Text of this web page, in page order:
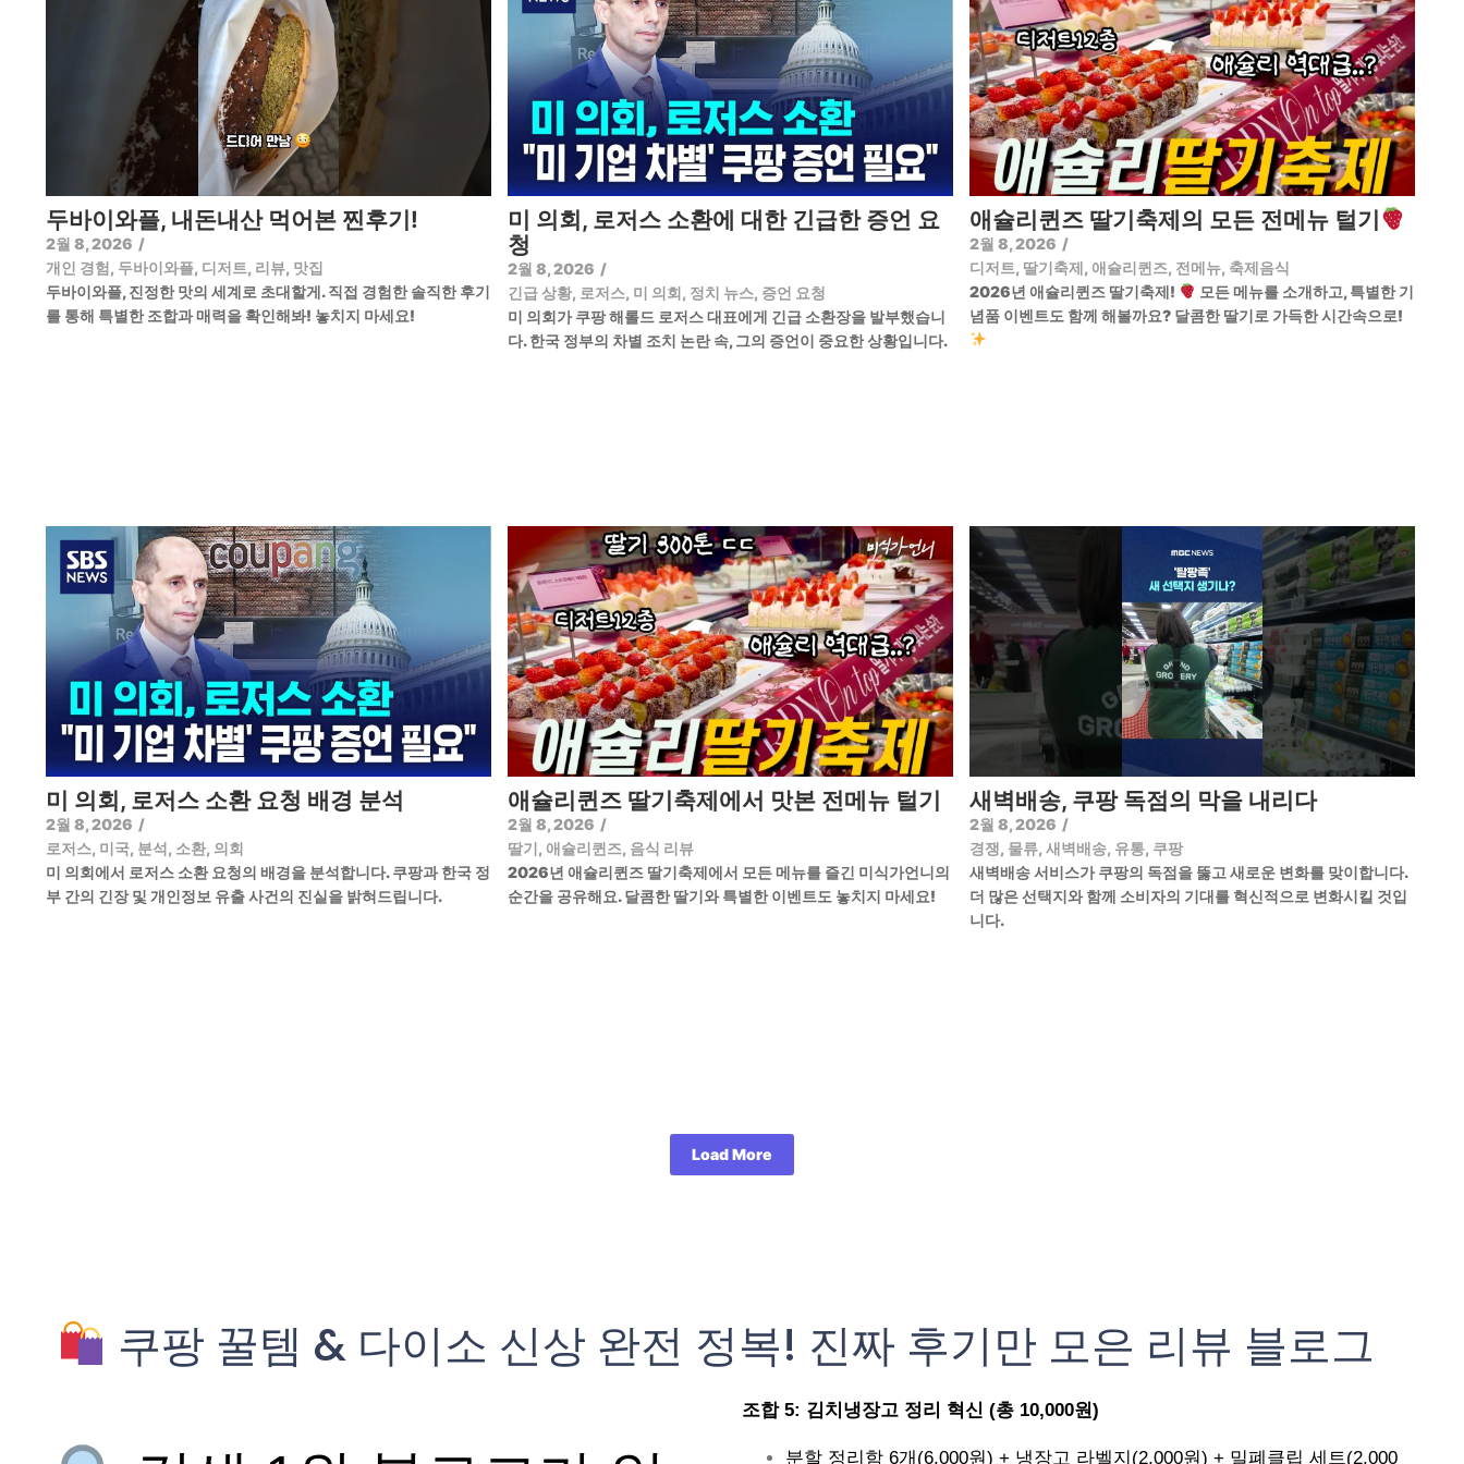
두바이와플, 내돈내산 먹어본 찐후기!
2월 8, 2026 /
개인 경험, 두바이와플, 디저트, 리뷰, 맛집
두바이와플, 진정한 맛의 세계로 초대할게. 직접 경험한 솔직한 후기
를 통해 특별한 조합과 매력을 확인해봐! 놓치지 마세요!
미 의회, 로저스 소환에 대한 긴급한 증언 요
청
2월 8, 2026 /
긴급 상황, 로저스, 미 의회, 정치 뉴스, 증언 요청
미 의회가 쿠팡 해롤드 로저스 대표에게 긴급 소환장을 발부했습니
다. 한국 정부의 차별 조치 논란 속, 그의 증언이 중요한 상황입니다.
애슐리퀸즈 딸기축제의 모든 전메뉴 털기
2월 8, 2026 /
디저트, 딸기축제, 애슐리퀸즈, 전메뉴, 축제음식
2026년 애슐리퀸즈 딸기축제!
모든 메뉴를 소개하고, 특별한 기
념품 이벤트도 함께 해볼까요? 달콤한 딸기로 가득한 시간속으로!
미 의회, 로저스 소환 요청 배경 분석
2월 8, 2026 /
로저스, 미국, 분석, 소환, 의회
미 의회에서 로저스 소환 요청의 배경을 분석합니다. 쿠팡과 한국 정
부 간의 긴장 및 개인정보 유출 사건의 진실을 밝혀드립니다.
애슐리퀸즈 딸기축제에서 맛본 전메뉴 털기
2월 8, 2026 /
딸기, 애슐리퀸즈, 음식 리뷰
2026년 애슐리퀸즈 딸기축제에서 모든 메뉴를 즐긴 미식가언니의
순간을 공유해요. 달콤한 딸기와 특별한 이벤트도 놓치지 마세요!
새벽배송, 쿠팡 독점의 막을 내리다
2월 8, 2026 /
경쟁, 물류, 새벽배송, 유통, 쿠팡
새벽배송 서비스가 쿠팡의 독점을 뚫고 새로운 변화를 맞이합니다.
더 많은 선택지와 함께 소비자의 기대를 혁신적으로 변화시킬 것입
니다.
Load More
쿠팡 꿀템 & 다이소 신상 완전 정복! 진짜 후기만 모은 리뷰 블로그
조합 5: 김치냉장고 정리 혁신 (총 10,000원)
분할 정리함 6개(6,000원) + 냉장고 라벨지(2,000원) + 밀폐클립 세트(2,000